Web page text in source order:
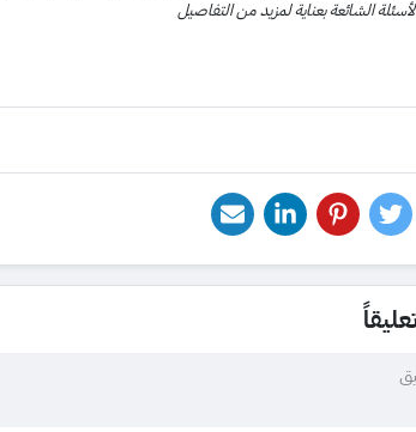
الشائعة بعناية لمزيد من التفاصيل